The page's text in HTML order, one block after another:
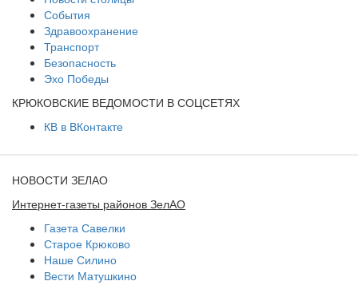
События
Здравоохранение
Транспорт
Безопасность
Эхо Победы
КРЮКОВСКИЕ ВЕДОМОСТИ В СОЦСЕТЯХ
КВ в ВКонтакте
НОВОСТИ ЗЕЛАО
Интернет-газеты районов ЗелАО
Газета Савелки
Старое Крюково
Наше Силино
Вести Матушкино